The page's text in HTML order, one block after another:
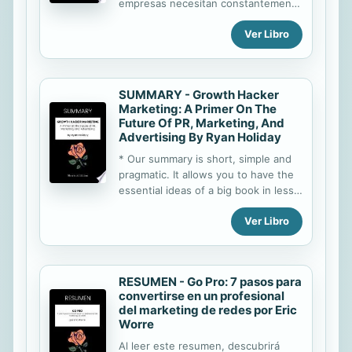
empresas necesitan constantemente
y cada vez más cambios. Estos
cambios no se producirán fácilmente
y habrá muchas reticencias. John
pasos para realizar este cambio.
Permite liderar una transformación
sostenible y exitosa, y puede
aplicarse a cualquier organización. A
través de la lectura de este
resumen, descubrirá que : las
organizaciones siempre tienden a
oponerse a las transformaciones y a
entregarse a una cierta inercia; hay
errores que deben evitarse
absolutamente al emprender un
Ver Libro
SUMMARY - Growth Hacker
Marketing: A Primer On The
Future Of PR, Marketing, And
Advertising By Ryan Holiday
* Our summary is short, simple and
pragmatic. It allows you to have the
essential ideas of a big book in less
than 30 minutes. *By reading this
summary, you will discover what
"growth hacking" is and how it is
Startups are now thinking about
their marketing with developers and
digital experts. With real-life
examples of growth hacking
(Hotmail, Airbnb, Spotify or
Dropbox), this book tries to
Ver Libro
RESUMEN - Go Pro: 7 pasos para
convertirse en un profesional
del marketing de redes por Eric
Worre
Al leer este resumen, descubrirá